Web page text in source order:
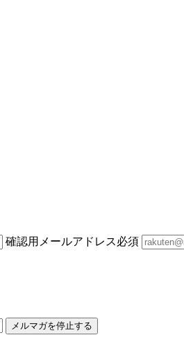
確認用メールアドレス必須
メルマガを停止する